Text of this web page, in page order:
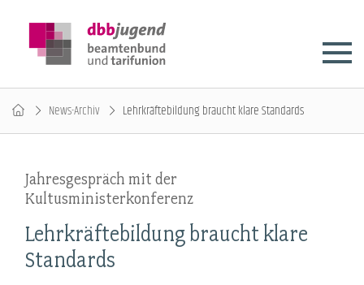
News-Archiv Lehrkräftebildung braucht klare Standards
Jahresgespräch mit der
Kultusministerkonferenz
Lehrkräftebildung braucht klare
Standards